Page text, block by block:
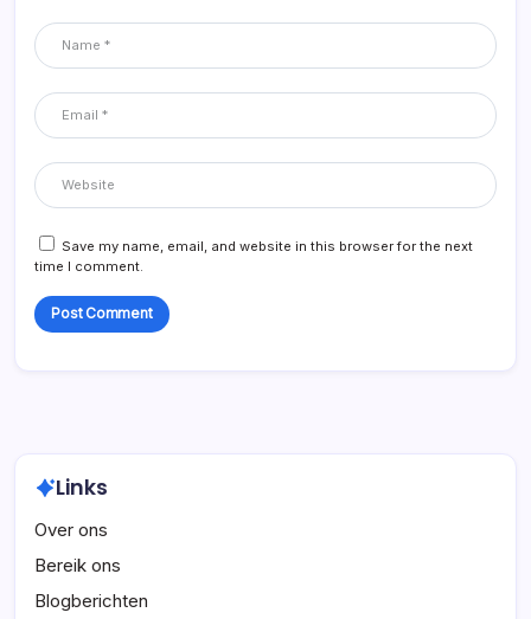
Save my name, email, and website in this browser for the next
time I comment.
Links
Over ons
Bereik ons
Blogberichten